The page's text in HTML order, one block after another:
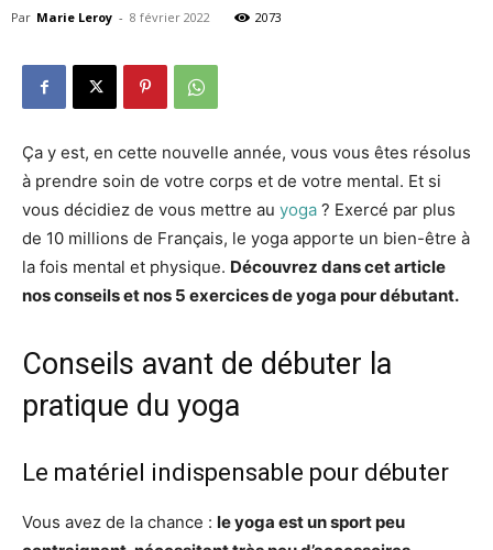
Par Marie Leroy - 8 février 2022 2073
Ça y est, en cette nouvelle année, vous vous êtes résolus
à prendre soin de votre corps et de votre mental. Et si
vous décidiez de vous mettre au yoga ? Exercé par plus
de 10 millions de Français, le yoga apporte un bien-être à
la fois mental et physique. Découvrez dans cet article
nos conseils et nos 5 exercices de yoga pour débutant.
Conseils avant de débuter la
pratique du yoga
Le matériel indispensable pour débuter
Vous avez de la chance : le yoga est un sport peu